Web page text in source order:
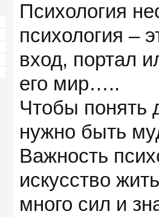
Психология
психология –
вход, портал
его мир…..
Чтобы понять
нужно быть
Важность
искусство
много сил и